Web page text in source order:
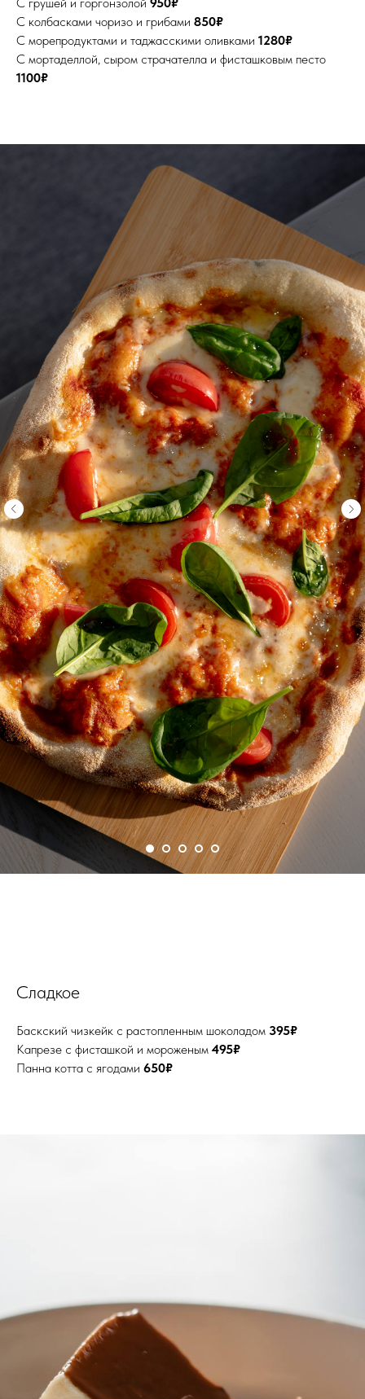
С колбасками чоризо и грибами 850₽
С морепродуктами и таджасскими оливками 1280₽
С мортаделлой, сыром страчателла и фисташковым песто
1100₽
Сладкое
Баскский чизкейк с растопленным шоколадом 395₽
Капрезе с фисташкой и мороженым 495₽
Панна котта с ягодами 650₽